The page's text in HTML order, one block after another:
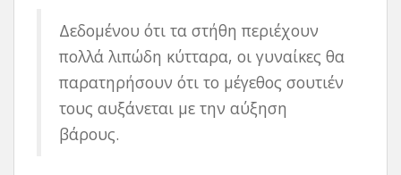
Δεδομένου ότι τα στήθη περιέχουν
πολλά λιπώδη κύτταρα, οι γυναίκες θα
παρατηρήσουν ότι το μέγεθος σουτιέν
τους αυξάνεται με την αύξηση
βάρους.